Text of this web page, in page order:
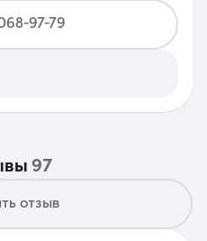
00-00
до 20:00
97-79
97
отзыв